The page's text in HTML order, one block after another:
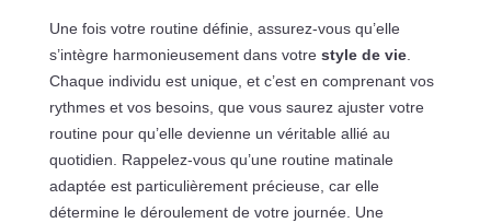
Une fois votre routine définie, assurez-vous qu’elle
s’intègre harmonieusement dans votre style de vie.
Chaque individu est unique, et c’est en comprenant vos
rythmes et vos besoins, que vous saurez ajuster votre
routine pour qu’elle devienne un véritable allié au
quotidien. Rappelez-vous qu’une routine matinale
adaptée est particulièrement précieuse, car elle
détermine le déroulement de votre journée. Une